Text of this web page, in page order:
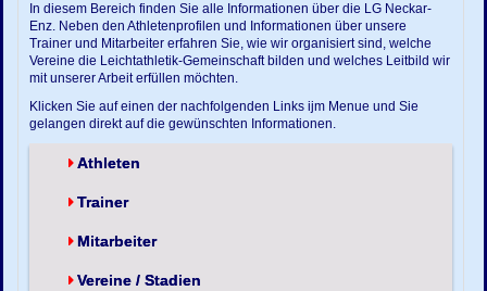
In diesem Bereich finden Sie alle Informationen über die LG Neckar-
Enz. Neben den Athletenprofilen und Informationen über unsere
Trainer und Mitarbeiter erfahren Sie, wie wir organisiert sind, welche
Vereine die Leichtathletik-Gemeinschaft bilden und welches Leitbild wir
mit unserer Arbeit erfüllen möchten.
Klicken Sie auf einen der nachfolgenden Links ijm Menue und Sie
gelangen direkt auf die gewünschten Informationen.
Athleten
Trainer
Mitarbeiter
Vereine / Stadien